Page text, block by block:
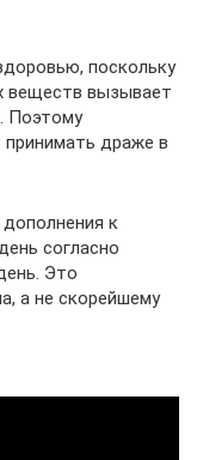
поскольку
веществ вызывает
Поэтому
драже в
к
согласно
Это
а не скорейшему